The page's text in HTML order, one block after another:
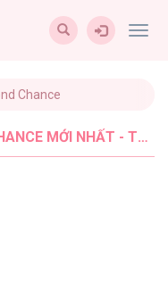
Chance
- TUSACHXINHXINH (1)